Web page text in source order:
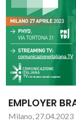
EMPLOYER
Milano, 27.04.2023